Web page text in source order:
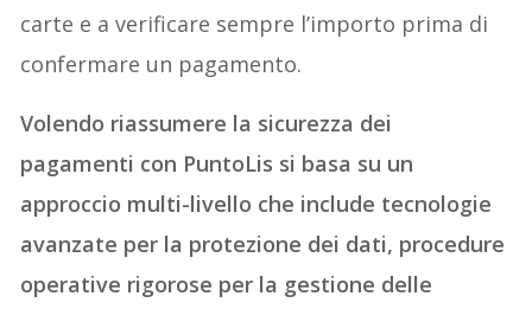
carte e a verificare sempre l’importo prima di
confermare un pagamento.
Volendo riassumere la sicurezza dei
pagamenti con PuntoLis si basa su un
approccio multi-livello che include tecnologie
avanzate per la protezione dei dati, procedure
operative rigorose per la gestione delle